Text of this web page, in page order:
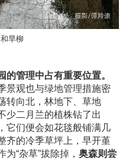
旱柳
管理中占有重要位置。
景观也与绿地管理措施密
向北，林地下、草地
少二月兰的植株钻了出
它们便会如花毯般铺满几
齐的冷季草坪上，早开堇
为“杂草”拔除掉，奥森则尝